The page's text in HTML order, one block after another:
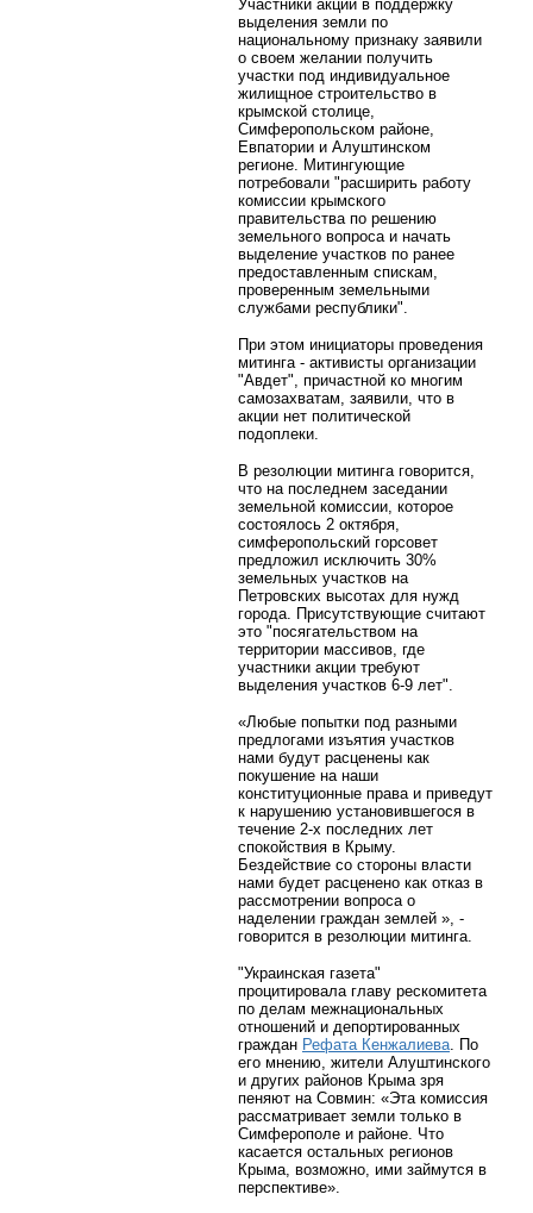
Участники акции в поддержку
выделения земли по
национальному признаку заявили
о своем желании получить
участки под индивидуальное
жилищное строительство в
крымской столице,
Симферопольском районе,
Евпатории и Алуштинском
регионе. Митингующие
потребовали "расширить работу
комиссии крымского
правительства по решению
земельного вопроса и начать
выделение участков по ранее
предоставленным спискам,
проверенным земельными
службами республики".
При этом инициаторы проведения
митинга - активисты организации
"Авдет", причастной ко многим
самозахватам, заявили, что в
акции нет политической
подоплеки.
В резолюции митинга говорится,
что на последнем заседании
земельной комиссии, которое
состоялось 2 октября,
симферопольский горсовет
предложил исключить 30%
земельных участков на
Петровских высотах для нужд
города. Присутствующие считают
это "посягательством на
территории массивов, где
участники акции требуют
выделения участков 6-9 лет".
«Любые попытки под разными
предлогами изъятия участков
нами будут расценены как
покушение на наши
конституционные права и приведут
к нарушению установившегося в
течение 2-х последних лет
спокойствия в Крыму.
Бездействие со стороны власти
нами будет расценено как отказ в
рассмотрении вопроса о
наделении граждан землей », -
говорится в резолюции митинга.
"Украинская газета"
процитировала главу рескомитета
по делам межнациональных
отношений и депортированных
граждан Рефата Кенжалиева . По
его мнению, жители Алуштинского
и других районов Крыма зря
пеняют на Совмин: «Эта комиссия
рассматривает земли только в
Симферополе и районе. Что
касается остальных регионов
Крыма, возможно, ими займутся в
перспективе».